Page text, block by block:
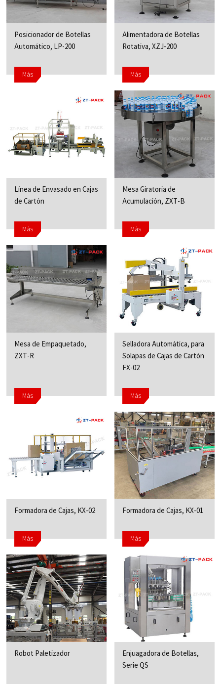
Posicionador de Botellas
Automático, LP-200
Más
Alimentadora de Botellas
Rotativa, XZJ-200
Más
Línea de Envasado en Cajas
de Cartón
Más
Mesa Giratoria de
Acumulación, ZXT-B
Más
Mesa de Empaquetado,
ZXT-R
Más
Selladora Automática, para
Solapas de Cajas de Cartón
FX-02
Más
Formadora de Cajas, KX-02
Más
Formadora de Cajas, KX-01
Más
Robot Paletizador
Enjuagadora de Botellas,
Serie QS